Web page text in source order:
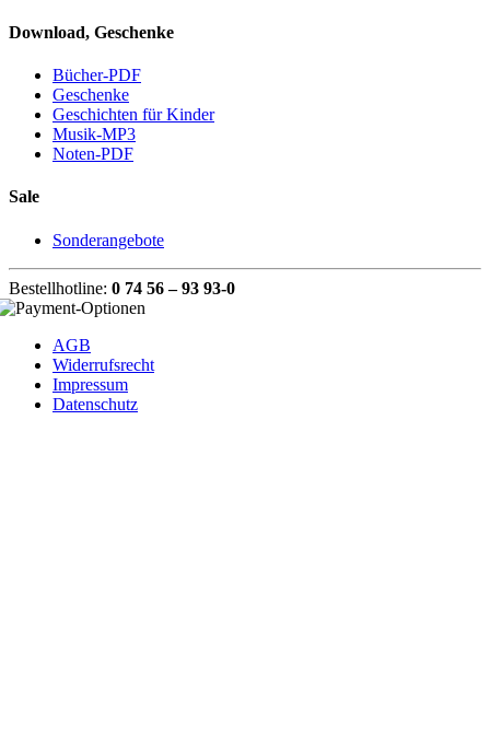
Download, Geschenke
Bücher-PDF
Geschenke
Geschichten für Kinder
Musik-MP3
Noten-PDF
Sale
Sonderangebote
Bestellhotline: 0 74 56 – 93 93-0
AGB
Widerrufsrecht
Impressum
Datenschutz